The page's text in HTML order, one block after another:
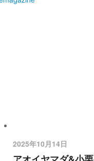
2025年10月14日